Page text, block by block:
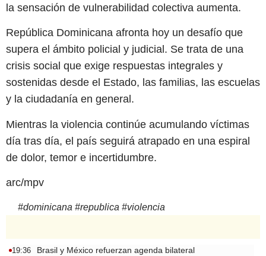
la sensación de vulnerabilidad colectiva aumenta.
República Dominicana afronta hoy un desafío que
supera el ámbito policial y judicial. Se trata de una
crisis social que exige respuestas integrales y
sostenidas desde el Estado, las familias, las escuelas
y la ciudadanía en general.
Mientras la violencia continúe acumulando víctimas
día tras día, el país seguirá atrapado en una espiral
de dolor, temor e incertidumbre.
arc/mpv
#dominicana #republica #violencia
19:36 Brasil y México refuerzan agenda bilateral